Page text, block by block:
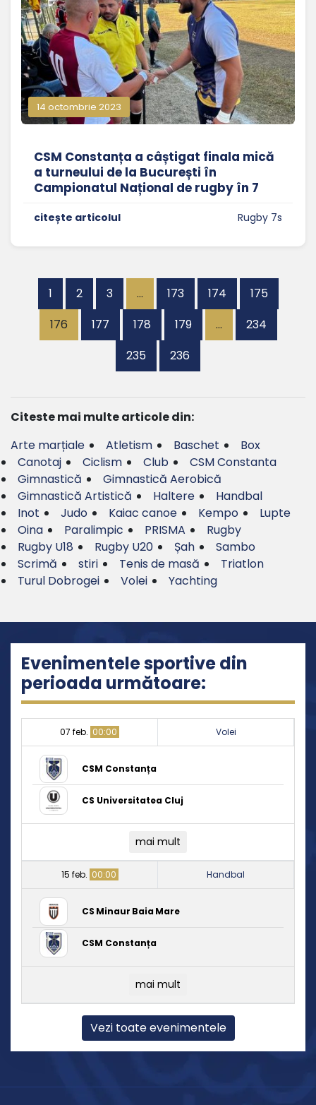
14 octombrie 2023
CSM Constanța a câștigat finala mică
a turneului de la București în
Campionatul Național de rugby în 7
citește articolul Rugby 7s
1 2 3 … 173 174
175
176
177 178 179 …
234
235
236
Citeste mai multe articole din:
Arte marțiale
Atletism Baschet
Box
Canotaj
Ciclism Club
CSM Constanta
Gimnastică
Gimnastică Aerobică
Gimnastică Artistică
Haltere
Handbal
Inot
Judo Kaiac canoe Kempo
Lupte
Oina
Paralimpic PRISMA
Rugby
Rugby U18
Rugby U20 Șah
Sambo
Scrimă
stiri Tenis de masă
Triatlon
Turul Dobrogei
Volei Yachting
Evenimentele sportive din
perioada următoare:
07 feb. 00:00 Volei
CSM Constanța
CS Universitatea Cluj
mai mult
15 feb. 00:00 Handbal
CS Minaur Baia Mare
CSM Constanța
mai mult
Vezi toate evenimentele